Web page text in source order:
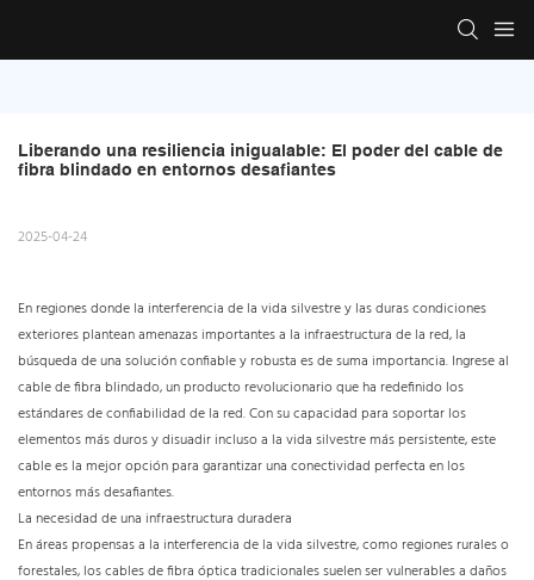
Liberando una resiliencia inigualable: El poder del cable de
fibra blindado en entornos desafiantes
2025-04-24
En regiones donde la interferencia de la vida silvestre y las duras condiciones
exteriores plantean amenazas importantes a la infraestructura de la red, la
búsqueda de una solución confiable y robusta es de suma importancia. Ingrese al
cable de fibra blindado, un producto revolucionario que ha redefinido los
estándares de confiabilidad de la red. Con su capacidad para soportar los
elementos más duros y disuadir incluso a la vida silvestre más persistente, este
cable es la mejor opción para garantizar una conectividad perfecta en los
entornos más desafiantes.
La necesidad de una infraestructura duradera
En áreas propensas a la interferencia de la vida silvestre, como regiones rurales o
forestales, los cables de fibra óptica tradicionales suelen ser vulnerables a daños